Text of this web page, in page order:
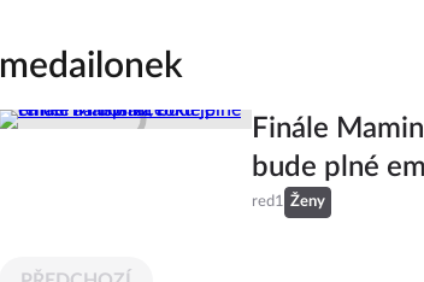
medailonek
Finále
bude plné
red1 Ženy